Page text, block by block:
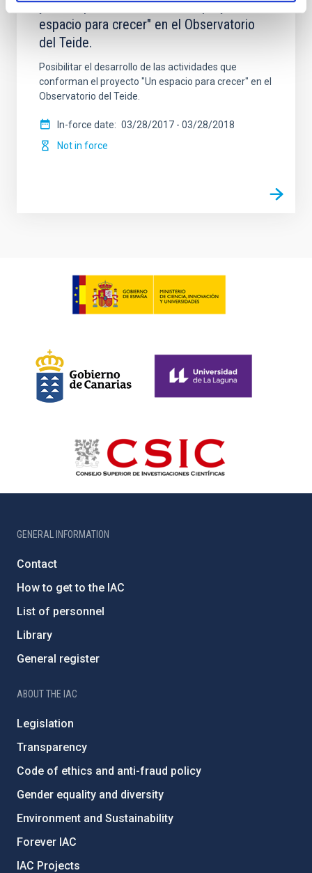
y el IAC para el desarrollo del proyecto "Un
espacio para crecer" en el Observatorio
del Teide.
Posibilitar el desarrollo de las actividades que
conforman el proyecto "Un espacio para crecer" en el
Observatorio del Teide.
In-force date 03/28/2017 - 03/28/2018
Not in force
GENERAL INFORMATION
Contact
How to get to the IAC
List of personnel
Library
General register
ABOUT THE IAC
Legislation
Transparency
Code of ethics and anti-fraud policy
Gender equality and diversity
Environment and Sustainability
Forever IAC
IAC Projects